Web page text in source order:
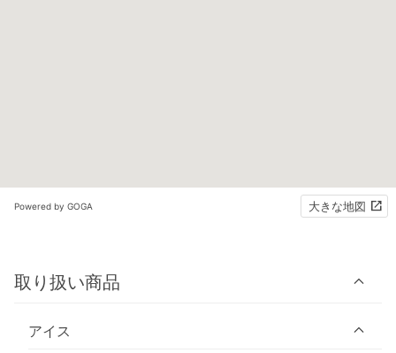
Powered by GOGA 大きな地図
取り扱い商品
アイス